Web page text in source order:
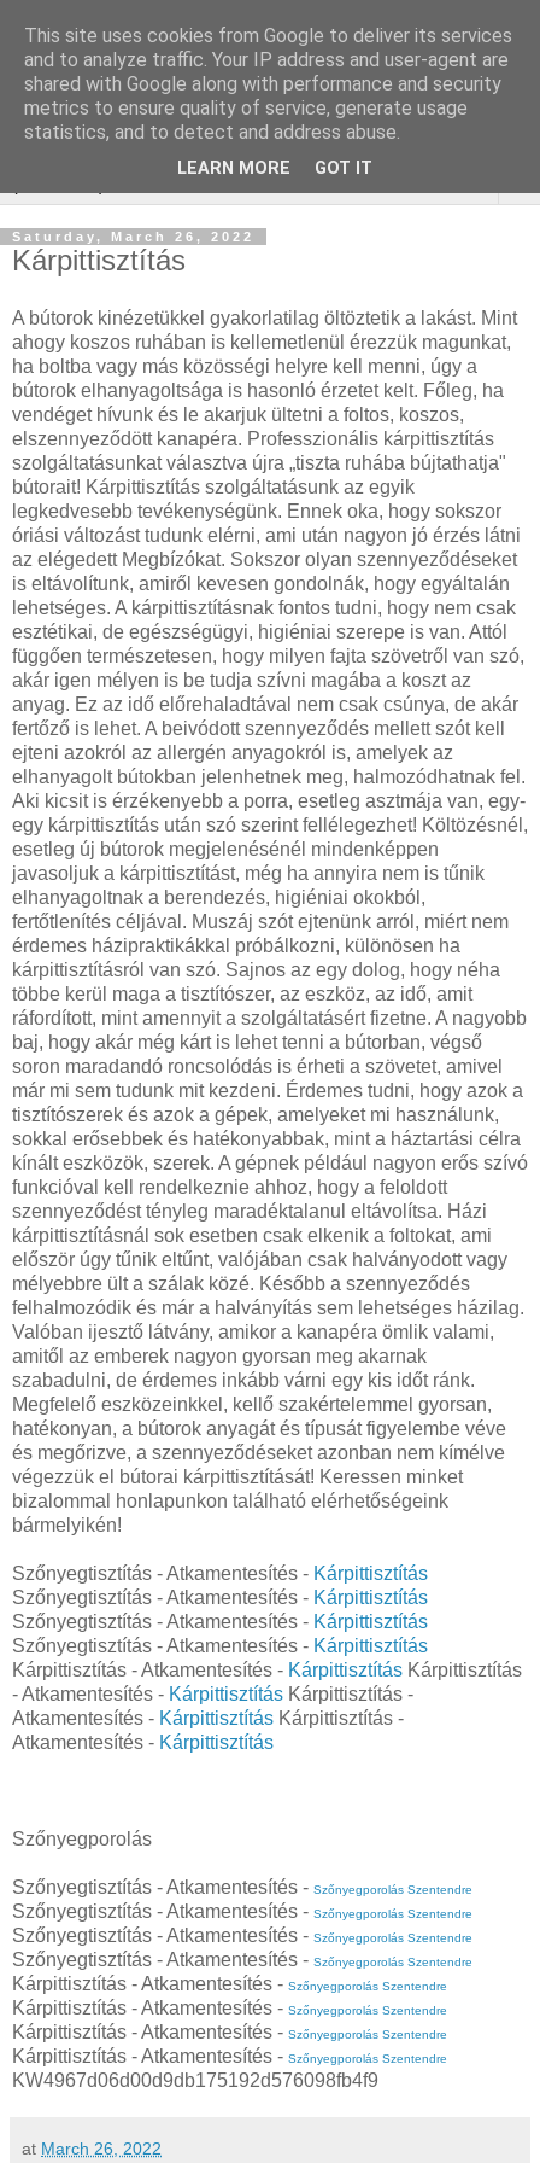
Keresőmarketing : redőny
javítás
Saturday, March 26, 2022
Kárpittisztítás
A bútorok kinézetükkel gyakorlatilag öltöztetik a lakást. Mint
ahogy koszos ruhában is kellemetlenül érezzük magunkat,
ha boltba vagy más közösségi helyre kell menni, úgy a
bútorok elhanyagoltsága is hasonló érzetet kelt. Főleg, ha
vendéget hívunk és le akarjuk ültetni a foltos, koszos,
elszennyeződött kanapéra. Professzionális kárpittisztítás
szolgáltatásunkat választva újra „tiszta ruhába bújtathatja"
bútorait! Kárpittisztítás szolgáltatásunk az egyik
legkedvesebb tevékenységünk. Ennek oka, hogy sokszor
óriási változást tudunk elérni, ami után nagyon jó érzés látni
az elégedett Megbízókat. Sokszor olyan szennyeződéseket
is eltávolítunk, amiről kevesen gondolnák, hogy egyáltalán
lehetséges. A kárpittisztításnak fontos tudni, hogy nem csak
esztétikai, de egészségügyi, higiéniai szerepe is van. Attól
függően természetesen, hogy milyen fajta szövetről van szó,
akár igen mélyen is be tudja szívni magába a koszt az
anyag. Ez az idő előrehaladtával nem csak csúnya, de akár
fertőző is lehet. A beivódott szennyeződés mellett szót kell
ejteni azokról az allergén anyagokról is, amelyek az
elhanyagolt bútokban jelenhetnek meg, halmozódhatnak fel.
Aki kicsit is érzékenyebb a porra, esetleg asztmája van, egy-
egy kárpittisztítás után szó szerint fellélegezhet! Költözésnél,
esetleg új bútorok megjelenésénél mindenképpen
javasoljuk a kárpittisztítást, még ha annyira nem is tűnik
elhanyagoltnak a berendezés, higiéniai okokból,
fertőtlenítés céljával. Muszáj szót ejtenünk arról, miért nem
érdemes házipraktikákkal próbálkozni, különösen ha
kárpittisztításról van szó. Sajnos az egy dolog, hogy néha
többe kerül maga a tisztítószer, az eszköz, az idő, amit
ráfordított, mint amennyit a szolgáltatásért fizetne. A nagyobb
baj, hogy akár még kárt is lehet tenni a bútorban, végső
soron maradandó roncsolódás is érheti a szövetet, amivel
már mi sem tudunk mit kezdeni. Érdemes tudni, hogy azok a
tisztítószerek és azok a gépek, amelyeket mi használunk,
sokkal erősebbek és hatékonyabbak, mint a háztartási célra
kínált eszközök, szerek. A gépnek például nagyon erős szívó
funkcióval kell rendelkeznie ahhoz, hogy a feloldott
szennyeződést tényleg maradéktalanul eltávolítsa. Házi
kárpittisztításnál sok esetben csak elkenik a foltokat, ami
először úgy tűnik eltűnt, valójában csak halványodott vagy
mélyebbre ült a szálak közé. Később a szennyeződés
felhalmozódik és már a halványítás sem lehetséges házilag.
Valóban ijesztő látvány, amikor a kanapéra ömlik valami,
amitől az emberek nagyon gyorsan meg akarnak
szabadulni, de érdemes inkább várni egy kis időt ránk.
Megfelelő eszközeinkkel, kellő szakértelemmel gyorsan,
hatékonyan, a bútorok anyagát és típusát figyelembe véve
és megőrizve, a szennyeződéseket azonban nem kímélve
végezzük el bútorai kárpittisztítását! Keressen minket
bizalommal honlapunkon található elérhetőségeink
bármelyikén!
Szőnyegtisztítás - Atkamentesítés - Kárpittisztítás
Szőnyegtisztítás - Atkamentesítés - Kárpittisztítás
Szőnyegtisztítás - Atkamentesítés - Kárpittisztítás
Szőnyegtisztítás - Atkamentesítés - Kárpittisztítás
Kárpittisztítás - Atkamentesítés - Kárpittisztítás Kárpittisztítás
- Atkamentesítés - Kárpittisztítás Kárpittisztítás -
Atkamentesítés - Kárpittisztítás Kárpittisztítás -
Atkamentesítés - Kárpittisztítás
Szőnyegporolás
Szőnyegtisztítás - Atkamentesítés - Szőnyegporolás Szentendre
Szőnyegtisztítás - Atkamentesítés - Szőnyegporolás Szentendre
Szőnyegtisztítás - Atkamentesítés - Szőnyegporolás Szentendre
Szőnyegtisztítás - Atkamentesítés - Szőnyegporolás Szentendre
Kárpittisztítás - Atkamentesítés - Szőnyegporolás Szentendre
Kárpittisztítás - Atkamentesítés - Szőnyegporolás Szentendre
Kárpittisztítás - Atkamentesítés - Szőnyegporolás Szentendre
Kárpittisztítás - Atkamentesítés - Szőnyegporolás Szentendre
KW4967d06d00d9db175192d576098fb4f9
at March 26, 2022
This site uses cookies from Google to deliver its services
and to analyze traffic. Your IP address and user-agent are
shared with Google along with performance and security
metrics to ensure quality of service, generate usage
statistics, and to detect and address abuse.
LEARN MORE GOT IT